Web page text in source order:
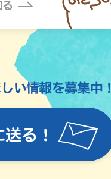
送る！
い情報を募集中！